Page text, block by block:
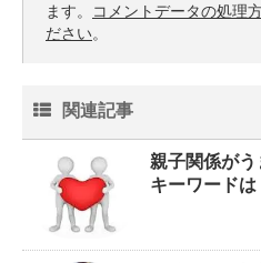
ます。
コメントデータの処理
ださい。
関連記事
親子関係が
キーワードは